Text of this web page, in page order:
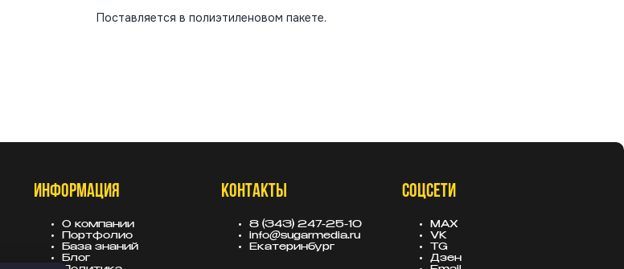
Поставляется в полиэтиленовом пакете.
ИНФОРМАЦИЯ
О компании
Портфолио
База знаний
Блог
КОНТАКТЫ
8 (343) 247-25-10
info@sugarmedia.ru
Екатеринбург
СОЦСЕТИ
MAX
VK
TG
Дзен